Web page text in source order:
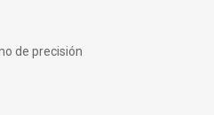
de precisión